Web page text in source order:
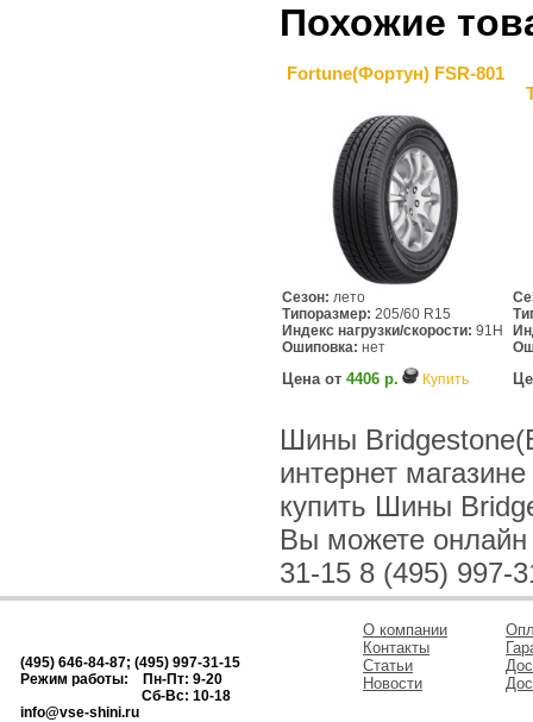
Похожие
Fortune(Фортун) FSR-801
Сезон: лето
Типоразмер: 205/60 R15
Индекс нагрузки/скорости: 91H
Ошиповка: нет
Цена от 4406 р. Купить
Шины
интернет
купить Шины
Вы можете онлайн
31-15 8 (495) 997-
(495) 646-84-87; (495) 997-31-15
Режим работы: Пн-Пт: 9-20
Сб-Вс: 10-18
info@vse-shini.ru
О компании
Контакты
Статьи
Новости